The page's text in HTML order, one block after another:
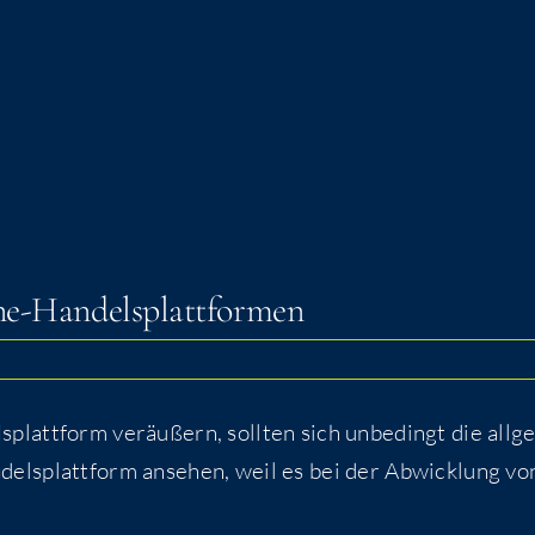
Handelsplattformen
ver­äu­ßern, soll­ten sich unbe­dingt die
anse­hen, weil es bei der Abwick­lung